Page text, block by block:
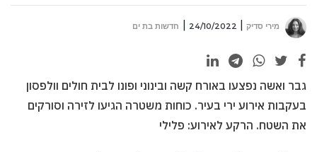
מירי סדיק 24/10/2022 חדשות בת ים
גבר ואשה נפצעו באורח קשה ובינוני ופונו לבית חולים וולפסון
בעקבות אירוע ירי בעיר. כוחות משטרה הגיעו לזירה וסורקים
את השטח. הרקע לאירוע: פלילי